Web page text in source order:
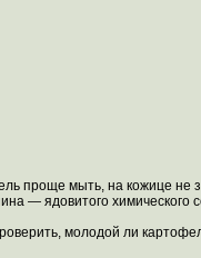
проще мыть, на кожице не
— ядовитого
молодой ли